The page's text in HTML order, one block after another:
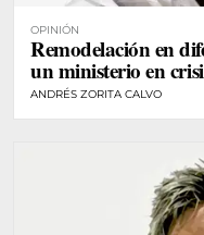
OPINIÓN
Remodelación en
un ministerio en
ANDRÉS ZORITA CALVO